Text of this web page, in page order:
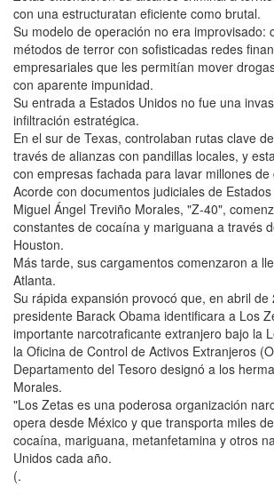
con una estructuratan eficiente como brutal.
Su modelo de operación no era improvisado:
métodos de terror con sofisticadas redes
empresariales que les permitían mover
con aparente impunidad.
Su entrada a Estados Unidos no fue una
infiltración estratégica.
En el sur de Texas, controlaban rutas clave
través de alianzas con pandillas locales, y
con empresas fachada para lavar millones de
Acorde con documentos judiciales de
Miguel Ángel Treviño Morales, "Z-40",
constantes de cocaína y mariguana a través
Houston.
Más tarde, sus cargamentos comenzaron a
Atlanta.
Su rápida expansión provocó que, en abril de
presidente Barack Obama identificara a Los
importante narcotraficante extranjero bajo la
la Oficina de Control de Activos Extranjeros
Departamento del Tesoro designó a los
Morales.
"Los Zetas es una poderosa organización
opera desde México y que transporta miles
cocaína, mariguana, metanfetamina y otros
Unidos cada año.
(.